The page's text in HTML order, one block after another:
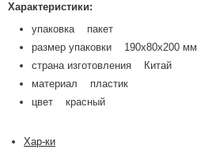
Характеристики:
упаковка пакет
размер упаковки 190x80x200 мм
страна изготовления Китай
материал пластик
цвет красный
Хар-ки